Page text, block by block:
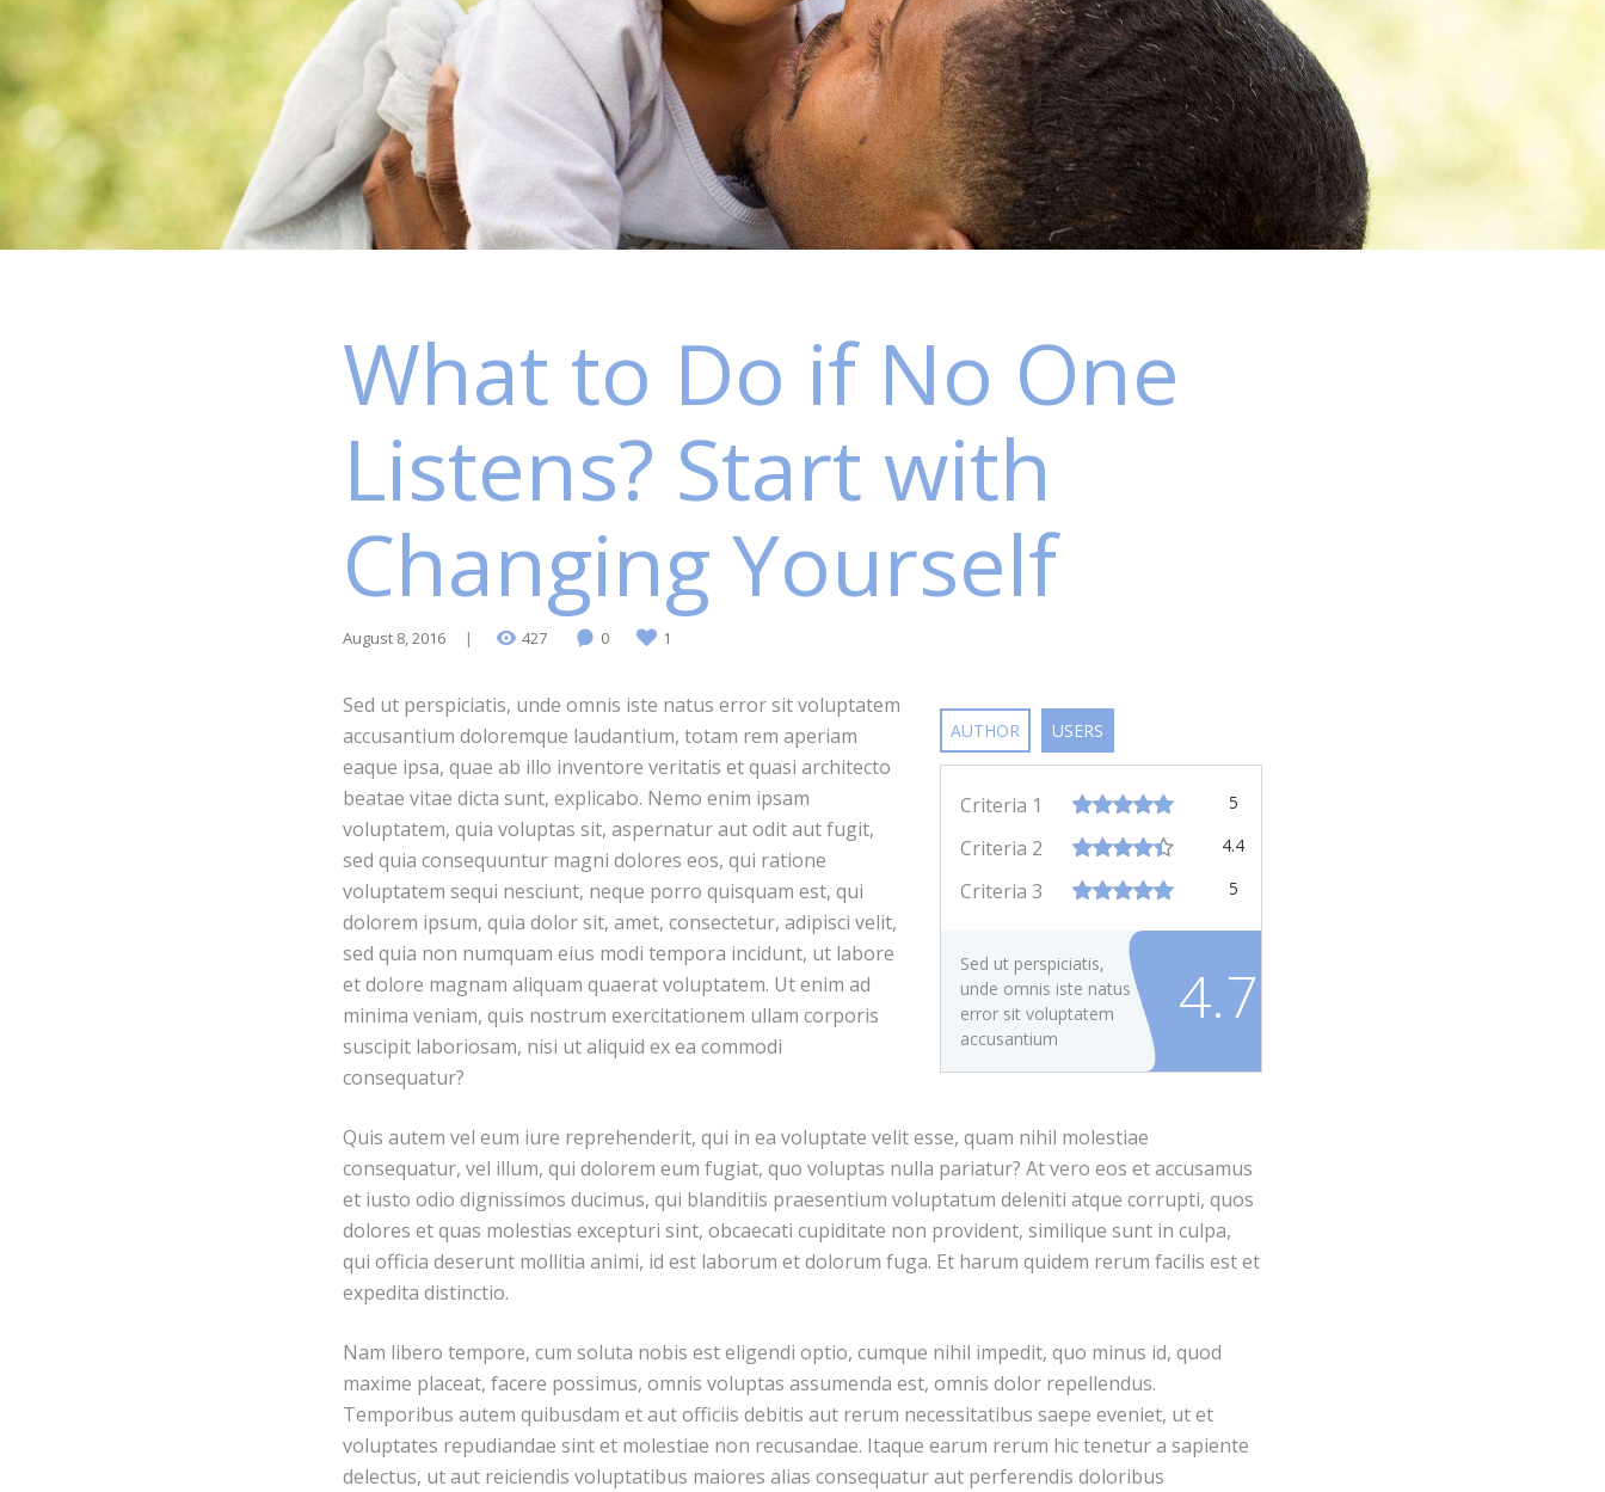
What to Do if No One
Listens? Start with
Changing Yourself
August 8, 2016 427 0 1
AUTHOR USERS
Criteria 1 5
Criteria 2 4.4
Criteria 3 5
Sed ut perspiciatis,
unde omnis iste natus
error sit voluptatem
accusantium
ipsa, quae ab illo
inventore veritatis et
quasi architecto
beatae vitae dicta
sunt,
4.7
Sed ut perspiciatis, unde omnis iste natus error sit voluptatem
accusantium doloremque laudantium, totam rem aperiam
eaque ipsa, quae ab illo inventore veritatis et quasi architecto
beatae vitae dicta sunt, explicabo. Nemo enim ipsam
voluptatem, quia voluptas sit, aspernatur aut odit aut fugit,
sed quia consequuntur magni dolores eos, qui ratione
voluptatem sequi nesciunt, neque porro quisquam est, qui
dolorem ipsum, quia dolor sit, amet, consectetur, adipisci velit,
sed quia non numquam eius modi tempora incidunt, ut labore
et dolore magnam aliquam quaerat voluptatem. Ut enim ad
minima veniam, quis nostrum exercitationem ullam corporis
suscipit laboriosam, nisi ut aliquid ex ea commodi
consequatur?
Quis autem vel eum iure reprehenderit, qui in ea voluptate velit esse, quam nihil molestiae
consequatur, vel illum, qui dolorem eum fugiat, quo voluptas nulla pariatur? At vero eos et accusamus
et iusto odio dignissimos ducimus, qui blanditiis praesentium voluptatum deleniti atque corrupti, quos
dolores et quas molestias excepturi sint, obcaecati cupiditate non provident, similique sunt in culpa,
qui officia deserunt mollitia animi, id est laborum et dolorum fuga. Et harum quidem rerum facilis est et
expedita distinctio.
Nam libero tempore, cum soluta nobis est eligendi optio, cumque nihil impedit, quo minus id, quod
maxime placeat, facere possimus, omnis voluptas assumenda est, omnis dolor repellendus.
Temporibus autem quibusdam et aut officiis debitis aut rerum necessitatibus saepe eveniet, ut et
voluptates repudiandae sint et molestiae non recusandae. Itaque earum rerum hic tenetur a sapiente
delectus, ut aut reiciendis voluptatibus maiores alias consequatur aut perferendis doloribus